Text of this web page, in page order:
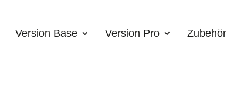
Version Base Version Pro Zubehör